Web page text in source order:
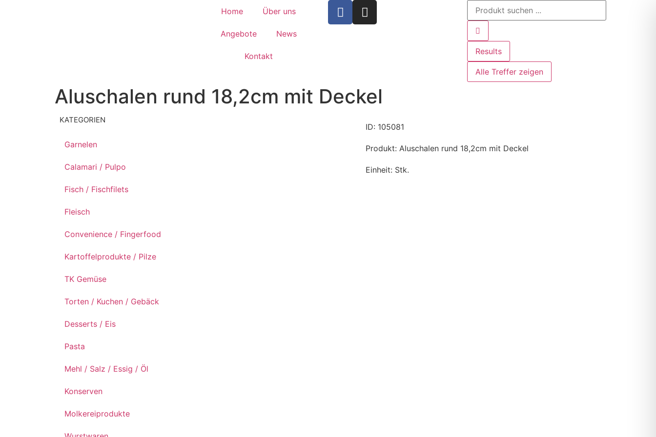
Home Über uns
Angebote News
Kontakt Results
Alle Treffer zeigen
Aluschalen rund 18,2cm mit Deckel
KATEGORIEN
Garnelen
Calamari / Pulpo
Fisch / Fischfilets
Fleisch
Convenience / Fingerfood
Kartoffelprodukte / Pilze
TK Gemüse
Torten / Kuchen / Gebäck
Desserts / Eis
Pasta
Mehl / Salz / Essig / Öl
Konserven
Molkereiprodukte
ID: 105081
Produkt: Aluschalen rund 18,2cm mit Deckel
Einheit: Stk.